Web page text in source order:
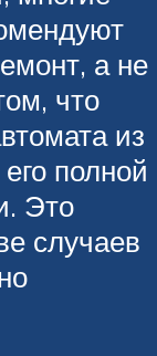
а не
что
из
полной
Это
случаев